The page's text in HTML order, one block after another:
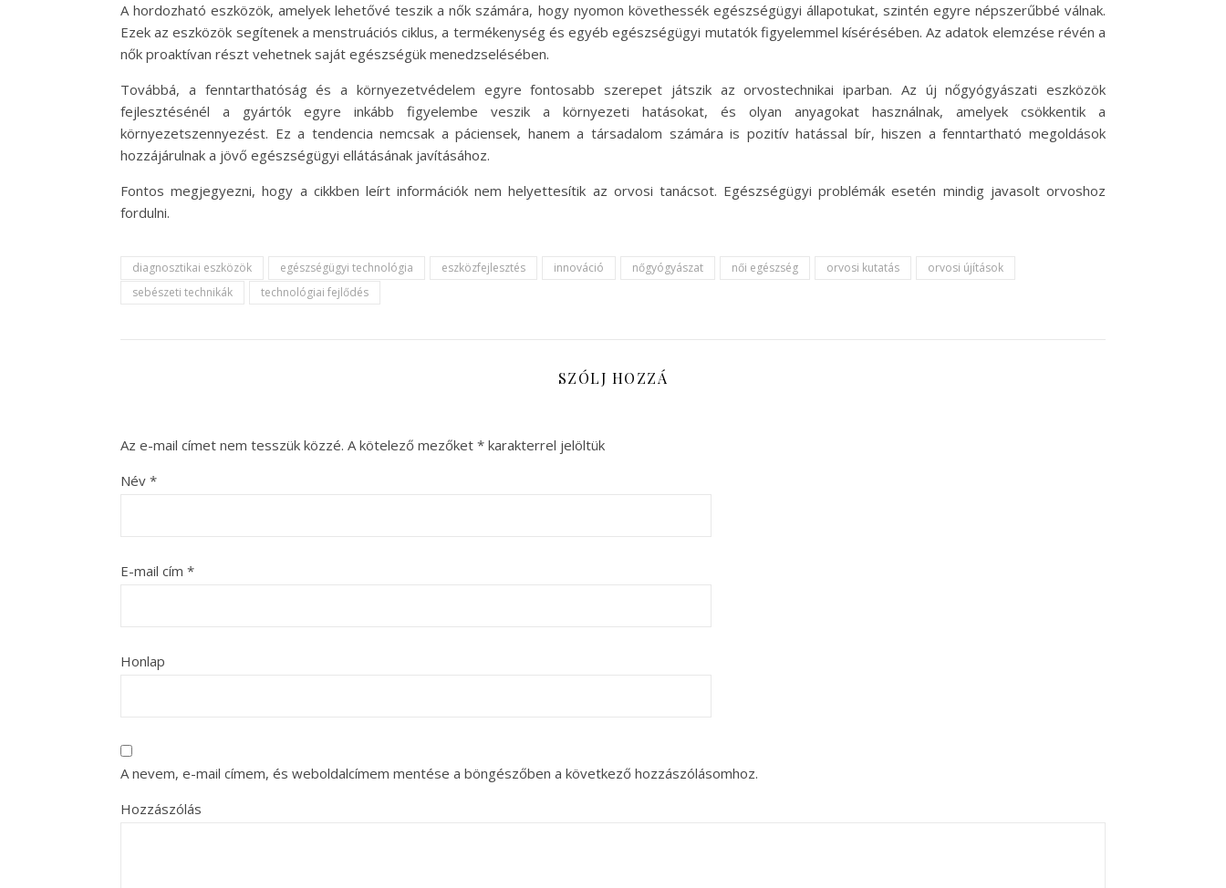
A hordozható eszközök, amelyek lehetővé teszik a nők számára, hogy nyomon követhessék egészségügyi állapotukat, szintén egyre népszerűbbé válnak.
Ezek az eszközök segítenek a menstruációs ciklus, a termékenység és egyéb egészségügyi mutatók figyelemmel kísérésében. Az adatok elemzése révén a
nők proaktívan részt vehetnek saját egészségük menedzselésében.
Továbbá, a fenntarthatóság és a környezetvédelem egyre fontosabb szerepet játszik az orvostechnikai iparban. Az új nőgyógyászati eszközök
fejlesztésénél a gyártók egyre inkább figyelembe veszik a környezeti hatásokat, és olyan anyagokat használnak, amelyek csökkentik a
környezetszennyezést. Ez a tendencia nemcsak a páciensek, hanem a társadalom számára is pozitív hatással bír, hiszen a fenntartható megoldások
hozzájárulnak a jövő egészségügyi ellátásának javításához.
Fontos megjegyezni, hogy a cikkben leírt információk nem helyettesítik az orvosi tanácsot. Egészségügyi problémák esetén mindig javasolt orvoshoz
fordulni.
diagnosztikai eszközök egészségügyi technológia eszközfejlesztés innováció nőgyógyászat női egészség orvosi kutatás
orvosi újítások
sebészeti technikák
technológiai fejlődés
SZÓLJ HOZZÁ
Az e-mail címet nem tesszük közzé. A kötelező mezőket * karakterrel jelöltük
Név *
E-mail cím *
Honlap
A nevem, e-mail címem, és weboldalcímem mentése a böngészőben a következő hozzászólásomhoz.
Hozzászólás